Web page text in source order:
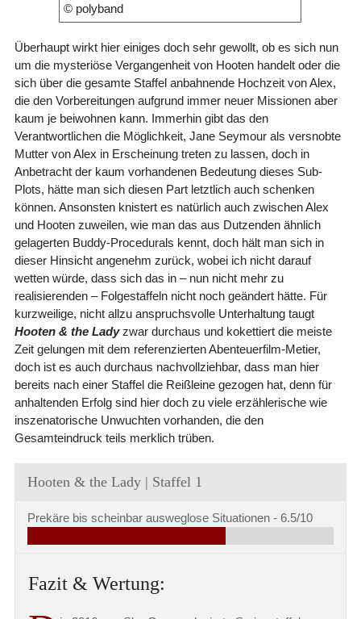
© polyband
Überhaupt wirkt hier einiges doch sehr gewollt, ob es sich nun
um die mysteriöse Vergangenheit von Hooten handelt oder die
sich über die gesamte Staffel anbahnende Hochzeit von Alex,
die den Vorbereitungen aufgrund immer neuer Missionen aber
kaum je beiwohnen kann. Immerhin gibt das den
Verantwortlichen die Möglichkeit, Jane Seymour als versnobte
Mutter von Alex in Erscheinung treten zu lassen, doch in
Anbetracht der kaum vorhandenen Bedeutung dieses Sub-
Plots, hätte man sich diesen Part letztlich auch schenken
können. Ansonsten knistert es natürlich auch zwischen Alex
und Hooten zuweilen, wie man das aus Dutzenden ähnlich
gelagerten Buddy-Procedurals kennt, doch hält man sich in
dieser Hinsicht angenehm zurück, wobei ich nicht darauf
wetten würde, dass sich das in – nun nicht mehr zu
realisierenden – Folgestaffeln nicht noch geändert hätte. Für
kurzweilige, nicht allzu anspruchsvolle Unterhaltung taugt
Hooten & the Ladyzwar durchaus und kokettiert die meiste
Zeit gelungen mit dem referenzierten Abenteuerfilm-Metier,
doch ist es auch durchaus nachvollziehbar, dass man hier
bereits nach einer Staffel die Reißleine gezogen hat, denn für
anhaltenden Erfolg sind hier doch zu viele erzählerische wie
inszenatorische Unwuchten vorhanden, die den
Gesamteindruck teils merklich trüben.
Hooten & the Lady | Staffel 1
Prekäre bis scheinbar ausweglose Situationen - 6.5/10
Fazit & Wertung: